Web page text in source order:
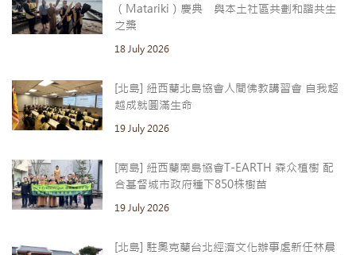
（Matariki）慶典 與本土社區共劃和諧共生
之槳
18 July 2026
[北島] 紐西蘭北島協會人間佛教講習會 自我超
越成就圓滿生命
19 July 2026
[南島] 紐西蘭南島協會T-EARTH 森众植樹 配
合基督城市政府種下850株樹苗
19 July 2026
[北島] 駐奧克蘭台北經濟文化辦事處新任林晨